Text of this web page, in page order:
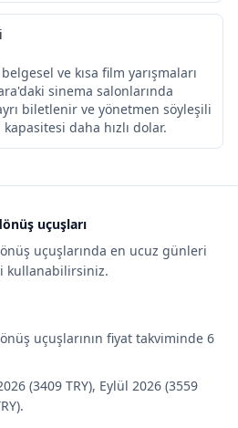
ve kısa film yarışmaları
sinema salonlarında
biletlenir ve yönetmen söyleşili
daha hızlı dolar.
uçuşları
uçuşlarında en ucuz günleri
kullanabilirsiniz.
uçuşlarının fiyat takviminde 6
(3409 TRY), Eylül 2026 (3559